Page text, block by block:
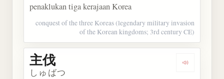
penaklukan tiga kerajaan Korea
conquest of the three Koreas (legendary military invasion
of the Korean kingdoms; 3rd century CE)
Dengarkan
主伐
しゅばつ